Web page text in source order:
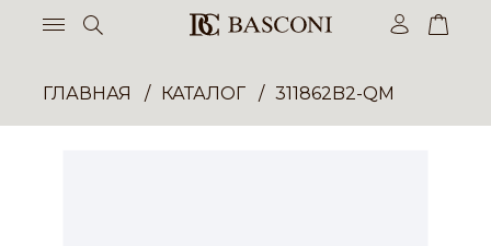
ГЛАВНАЯ КАТАЛОГ 311862B2-QM